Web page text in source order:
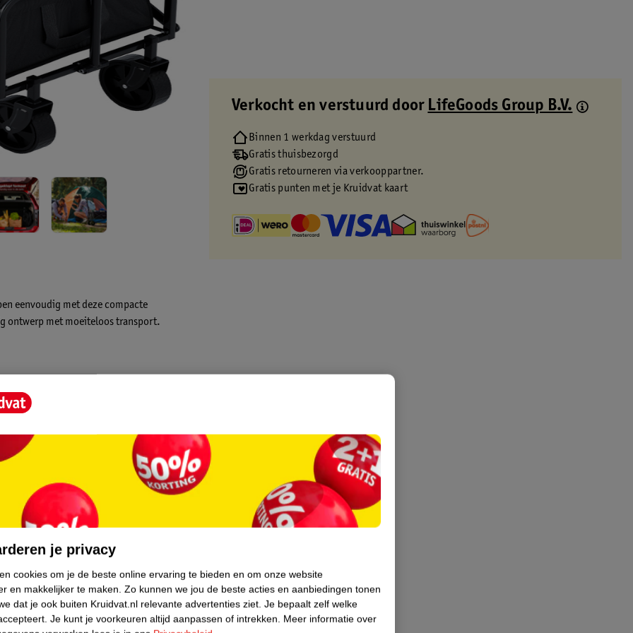
eenvoudig met deze compacte
ontwerp met moeiteloos transport.
kar soepel over diverse ondergronden.
coating en verwijderbare stof voor
bolderkar is de ideale oplossing voor
bolderkar of voor op de camping, en na
Verkocht en verstuurd door LifeGoods Group B.V.
Binnen 1 werkdag verstuurd
Gratis thuisbezorgd
Gratis retourneren via verkooppartner.
Gratis punten met je Kruidvat kaart
je privacy
cookies om je de beste online ervaring te bieden en om onze website
en makkelijker te maken. Zo kunnen we jou de beste acties en aanbiedingen tonen
dat je ook buiten Kruidvat.nl relevante advertenties ziet. Je bepaalt zelf welke
Je kunt je voorkeuren altijd aanpassen of intrekken. Meer informatie over